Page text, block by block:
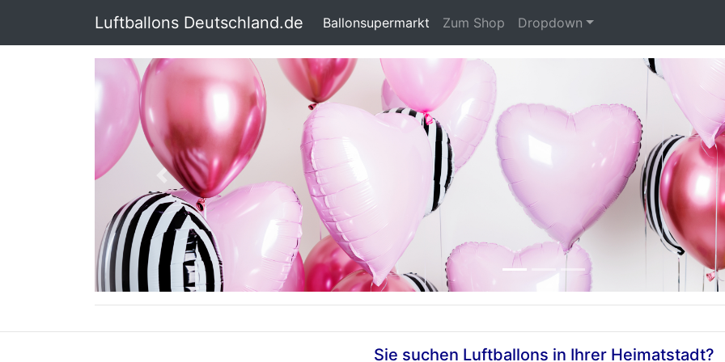
Luftballons Deutschland.de Ballonsupermarkt (current)
Zum Shop Dropdown
Previous
Sie suchen Luftballons in Ihrer Heimatstadt?